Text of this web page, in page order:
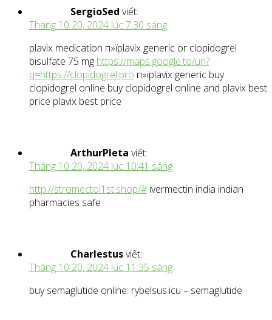
SergioSed viết:
Tháng 10 20, 2024 lúc 7:30 sáng
plavix medication п»їplavix generic or clopidogrel
bisulfate 75 mg https://maps.google.to/url?
q=https://clopidogrel.pro п»їplavix generic buy
clopidogrel online buy clopidogrel online and plavix best
price plavix best price
ArthurPleta viết:
Tháng 10 20, 2024 lúc 10:41 sáng
http://stromectol1st.shop/# ivermectin india indian
pharmacies safe
Charlestusviết:
Tháng 10 20, 2024 lúc 11:35 sáng
buy semaglutide online: rybelsus.icu – semaglutide